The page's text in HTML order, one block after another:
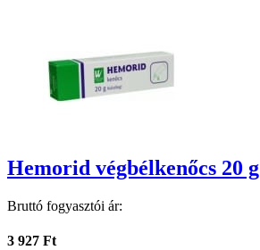
Hemorid végbélkenőcs 20 g
Bruttó fogyasztói ár:
3 927 Ft